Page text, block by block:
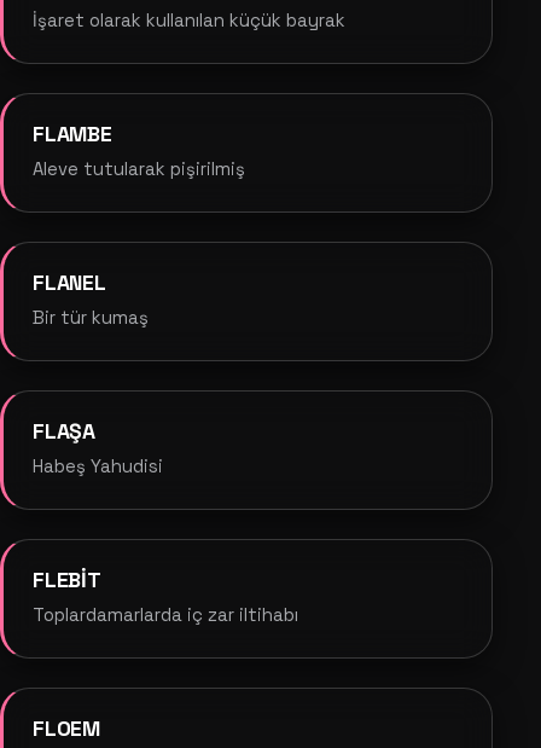
İşaret olarak kullanılan küçük bayrak
FLAMBE
Aleve tutularak pişirilmiş
FLANEL
Bir tür kumaş
FLAŞA
Habeş Yahudisi
FLEBİT
Toplardamarlarda iç zar iltihabı
FLOEM